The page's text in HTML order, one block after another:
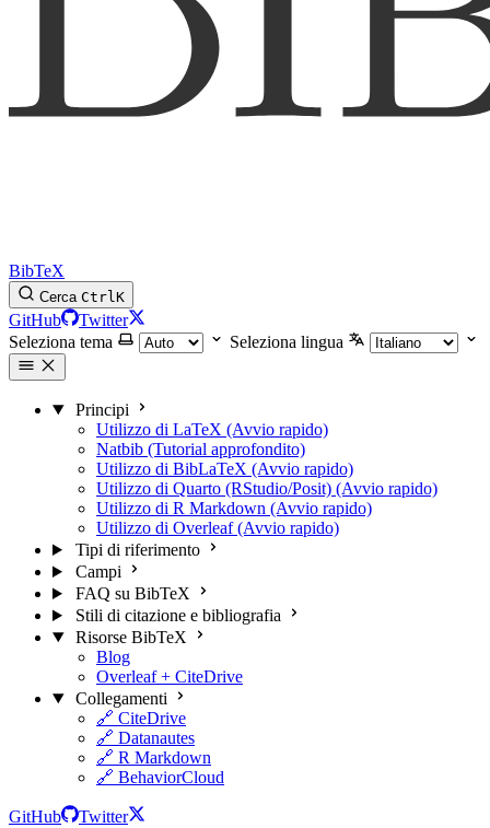
BibTeX
Cerca CtrlK
GitHub
Twitter
Seleziona tema
Seleziona lingua
Principi
Utilizzo di LaTeX (Avvio rapido)
Natbib (Tutorial approfondito)
Utilizzo di BibLaTeX (Avvio rapido)
Utilizzo di Quarto (RStudio/Posit) (Avvio rapido)
Utilizzo di R Markdown (Avvio rapido)
Utilizzo di Overleaf (Avvio rapido)
Tipi di riferimento
Campi
FAQ su BibTeX
Stili di citazione e bibliografia
Risorse BibTeX
Blog
Overleaf + CiteDrive
Collegamenti
🔗 CiteDrive
🔗 Datanautes
🔗 R Markdown
🔗 BehaviorCloud
GitHub
Twitter